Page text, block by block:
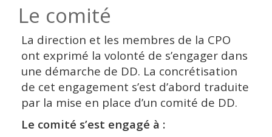
Le comité
La direction et les membres de la CPO
ont exprimé la volonté de s’engager dans
une démarche de DD. La concrétisation
de cet engagement s’est d’abord traduite
par la mise en place d’un comité de DD.
Le comité s’est engagé à :